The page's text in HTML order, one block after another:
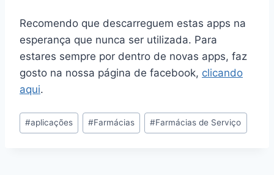
Recomendo que descarreguem estas apps na
esperança que nunca ser utilizada. Para
estares sempre por dentro de novas apps, faz
gosto na nossa página de facebook, clicando
aqui.
Post
Tags:
#aplicações #Farmácias #Farmácias de Serviço